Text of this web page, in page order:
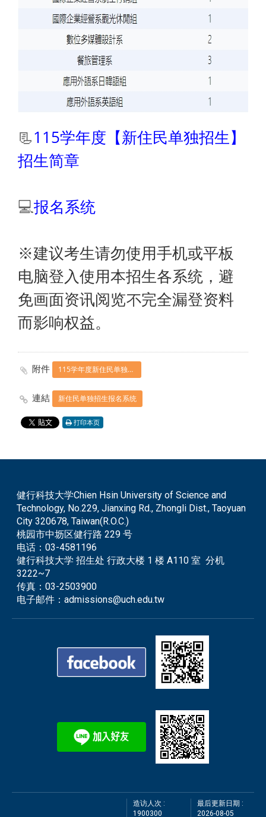
📃115学年度【新住民单独招生】
招生简章
💻报名系统
※建议考生请勿使用手机或平板
电脑登入使用本招生各系统，避
免画面资讯阅览不完全漏登资料
而影响权益。
附件 115学年度新住民单独招生简章网页公告.pdf
連結 新住民单独招生报名系统
打印本页
健行科技大学Chien Hsin University of Science and
Technology, No.229, Jianxing Rd., Zhongli Dist., Taoyuan
City 320678, Taiwan(R.O.C.)
桃园市中坜区健行路 229 号
电话：03-4581196
健行科技大学 招生处 行政大楼 1 楼 A110 室 分机
3222~7
传真：03-2503900
电子邮件：admissions@uch.edu.tw
造访人次 :
1900300
最后更新日期 :
2026-08-05